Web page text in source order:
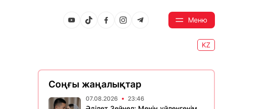
Меню
KZ
Соңғы жаңалықтар
07.08.2026 23:46